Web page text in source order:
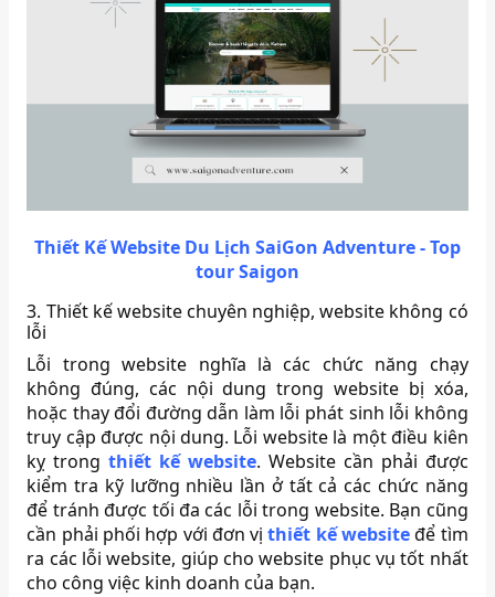
Thiết Kế Website Du Lịch SaiGon Adventure - Top
tour Saigon
3. Thiết kế website chuyên nghiệp, website không có
lỗi
Lỗi trong website nghĩa là các chức năng chạy
không đúng, các nội dung trong website bị xóa,
hoặc thay đổi đường dẫn làm lỗi phát sinh lỗi không
truy cập được nội dung. Lỗi website là một điều kiên
kỵ trongthiết kế website. Website cần phải được
kiểm tra kỹ lưỡng nhiều lần ở tất cả các chức năng
để tránh được tối đa các lỗi trong website. Bạn cũng
cần phải phối hợp với đơn vịthiết kế websiteđể tìm
ra các lỗi website, giúp cho website phục vụ tốt nhất
cho công việc kinh doanh của bạn.